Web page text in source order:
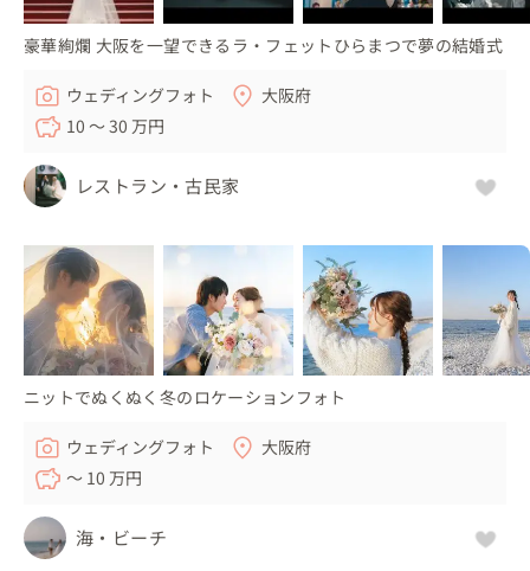
豪華絢爛 大阪を一望できるラ・フェットひらまつで夢の結婚式
ウェディングフォト
大阪府
10 〜 30 万円
レストラン・古民家
ニットでぬくぬく冬のロケーションフォト
ウェディングフォト
大阪府
〜 10 万円
海・ビーチ